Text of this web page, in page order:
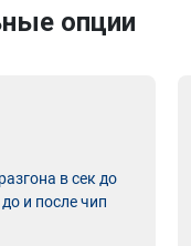
опции
в сек до
и после чип